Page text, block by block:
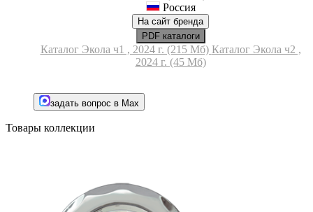
Россия
На сайт бренда
PDF каталоги
Каталог Экола ч1 , 2024 г. (215 Мб) Каталог Экола ч2 ,
2024 г. (45 Мб)
задать вопрос в Max
Товары коллекции